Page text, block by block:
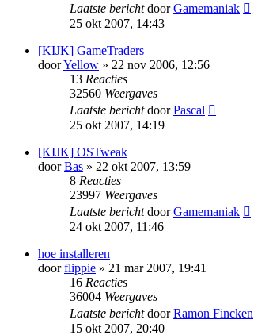
Laatste berichtdoorGamemaniak
25 okt 2007, 14:43
[KIJK] GameTraders
doorYellow » 22 nov 2006, 12:56
13 Reacties
32560 Weergaves
Laatste berichtdoorPascal
25 okt 2007, 14:19
[KIJK] OSTweak
doorBas » 22 okt 2007, 13:59
8 Reacties
23997 Weergaves
Laatste berichtdoorGamemaniak
24 okt 2007, 11:46
hoe installeren
doorflippie » 21 mar 2007, 19:41
16 Reacties
36004 Weergaves
Laatste berichtdoorRamon Fincken
15 okt 2007, 20:40